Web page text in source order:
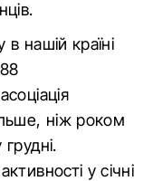
нашій країні
ніж роком
у січні